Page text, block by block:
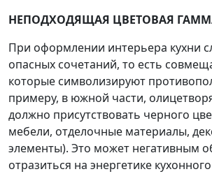
НЕПОДХОДЯЩАЯ ЦВЕТОВАЯ
При оформлении интерьера кухни
опасных сочетаний, то есть
которые символизируют
примеру, в южной части,
должно присутствовать черного
мебели, отделочные материалы,
элементы). Это может негативным
отразиться на энергетике